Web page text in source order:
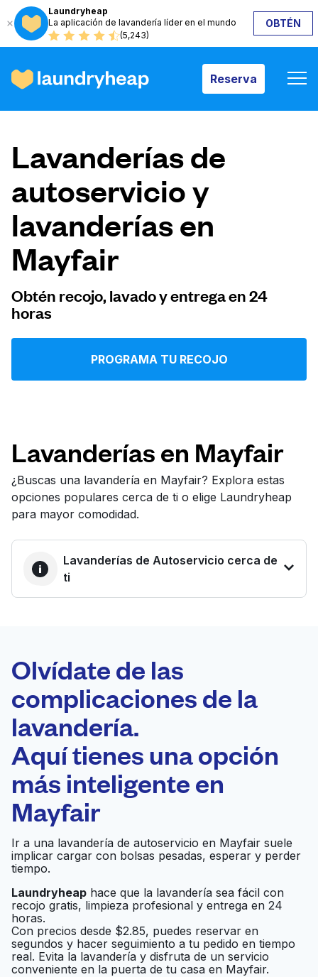
Laundryheap
La aplicación de lavandería líder en el mundo
(5,243)
OBTÉN
Reserva
Reserva
Cómo funciona
Precios y servicios
Quiénes somos
Para las empresas
Iniciar sesión
United States ES
Lavanderías de
autoservicio y
lavanderías en
Mayfair
Obtén recojo, lavado y entrega en 24
horas
PROGRAMA TU RECOJO
Lavanderías en Mayfair
¿Buscas una lavandería en Mayfair? Explora estas
opciones populares cerca de ti o elige Laundryheap
para mayor comodidad.
Lavanderías de Autoservicio cerca de
ti
Laundryheap.com
Programa tu recogida
0 min
Recojo y entrega
casa
Abierto 24/7
EZ Laundromat Ir al sitio web
J Laundromat Ir al sitio web
L&Z Laundry Ir al sitio web
Olvídate de las
complicaciones de la
lavandería.
Aquí tienes una opción
más inteligente en
Mayfair
Ir a una lavandería de autoservicio en Mayfair suele
implicar cargar con bolsas pesadas, esperar y perder
tiempo.
Laundryheap hace que la lavandería sea fácil con
recojo gratis, limpieza profesional y entrega en 24
horas.
Con precios desde $2.85, puedes reservar en
segundos y hacer seguimiento a tu pedido en tiempo
real. Evita la lavandería y disfruta de un servicio
conveniente en la puerta de tu casa en Mayfair.